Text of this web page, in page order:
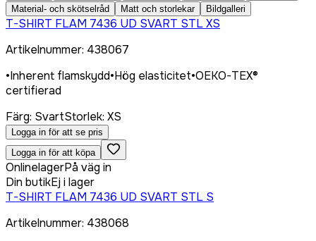
Material- och skötselråd
Matt och storlekar Bildgalleri
T-SHIRT FLAM 7436 UD SVART STL XS
Artikelnummer: 438067
•Inherent flamskydd•Hög elasticitet•OEKO-TEX®
certifierad
Färg: SvartStorlek: XS
Logga in för att se pris
Logga in för att köpa
OnlinelagerPå väg in
Din butikEj i lager
T-SHIRT FLAM 7436 UD SVART STL S
Artikelnummer: 438068